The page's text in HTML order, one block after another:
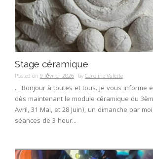
Stage céramique
Posted on 9 février 2026 byCaroline Valette
. . Bonjour à toutes et tous. Je vous informe
dès maintenant le module céramique du
Avril, 31 Mai, et 28 Juin), un dimanche par
séances de 3 heur...